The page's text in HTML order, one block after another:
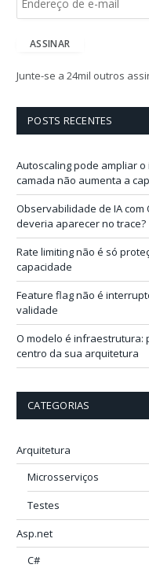
e
ç
i
l
ASSINAR
Junte-se a 24mil outros
POSTS RECENTES
Autoscaling pode ampliar
camada não aumenta a
Observabilidade de IA
deveria aparecer no trace?
Rate limiting não é só
capacidade
Feature flag não é
validade
O modelo é infraestrutura:
centro da sua arquitetura
CATEGORIAS
Arquitetura
Microsserviços
Testes
Asp.net
C#